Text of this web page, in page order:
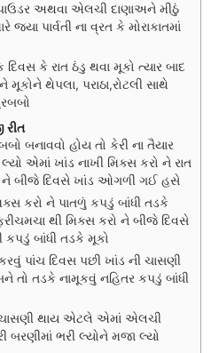
અથવા એલચી દાણાઅને મીઠું
જયા પાર્વતી ના વ્રત કે મોરાકાતમાં
કે રાત ઠંડુ થવા મૂકો ત્યાર બાદ
મૂકોને થેપલા, પરાઠા,રોટલી સાથે
રીત
બનાવવો હોય તો કેરી ના તૈયાર
એમાં ખાંડ નાખી મિક્સ કરો ને રાત
બીજે દિવસે ખાંડ ઓગળી ગઈ હસે
કરો ને પાતળું કપડું બાંધી તડકે
થી મિક્સ કરો ને બીજે દિવસે
કપડું બાંધી તડકે મૂકો
પાંચ દિવસ પછી ખાંડ ની ચાસણી
તો તડકે નામૂકવું નહિતર કપડું બાંધી
ચાસણી થાય એટલે એમાં એલચી
બરણીમાં ભરી લ્યોને મજા લ્યો